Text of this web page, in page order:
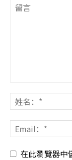
在此瀏覽器中